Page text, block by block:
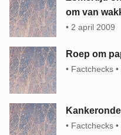
om van
2 april 2009
Roep om
Factchecks
Factchecks